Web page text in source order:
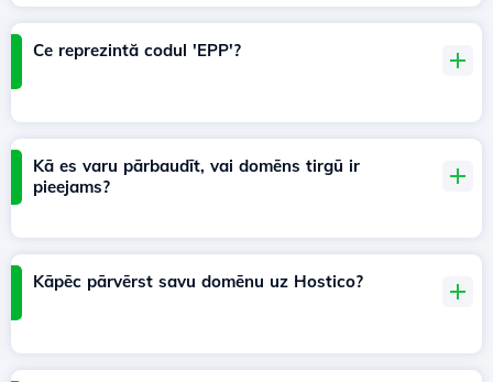
Ce reprezintă codul 'EPP'?
Kā es varu pārbaudīt, vai domēns tirgū ir
pieejams?
Kāpēc pārvērst savu domēnu uz Hostico?